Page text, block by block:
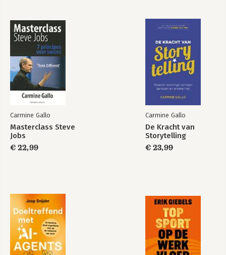
Masterclass Steve
Jobs
Talk Like TED
employees)
One More Thing.. Expect Excellence from Yourself and Others
(What Steve Jobs has in common with Henry Ford and other
innovative entrepreneurs)
Carmine Gallo
Masterclass Steve
Jobs
€ 22,99
Carmine Gallo
De Kracht van
Storytelling
€ 23,99